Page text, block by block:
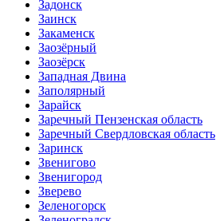
Задонск
Заинск
Закаменск
Заозёрный
Заозёрск
Западная Двина
Заполярный
Зарайск
Заречный Пензенская область
Заречный Свердловская область
Заринск
Звенигово
Звенигород
Зверево
Зеленогорск